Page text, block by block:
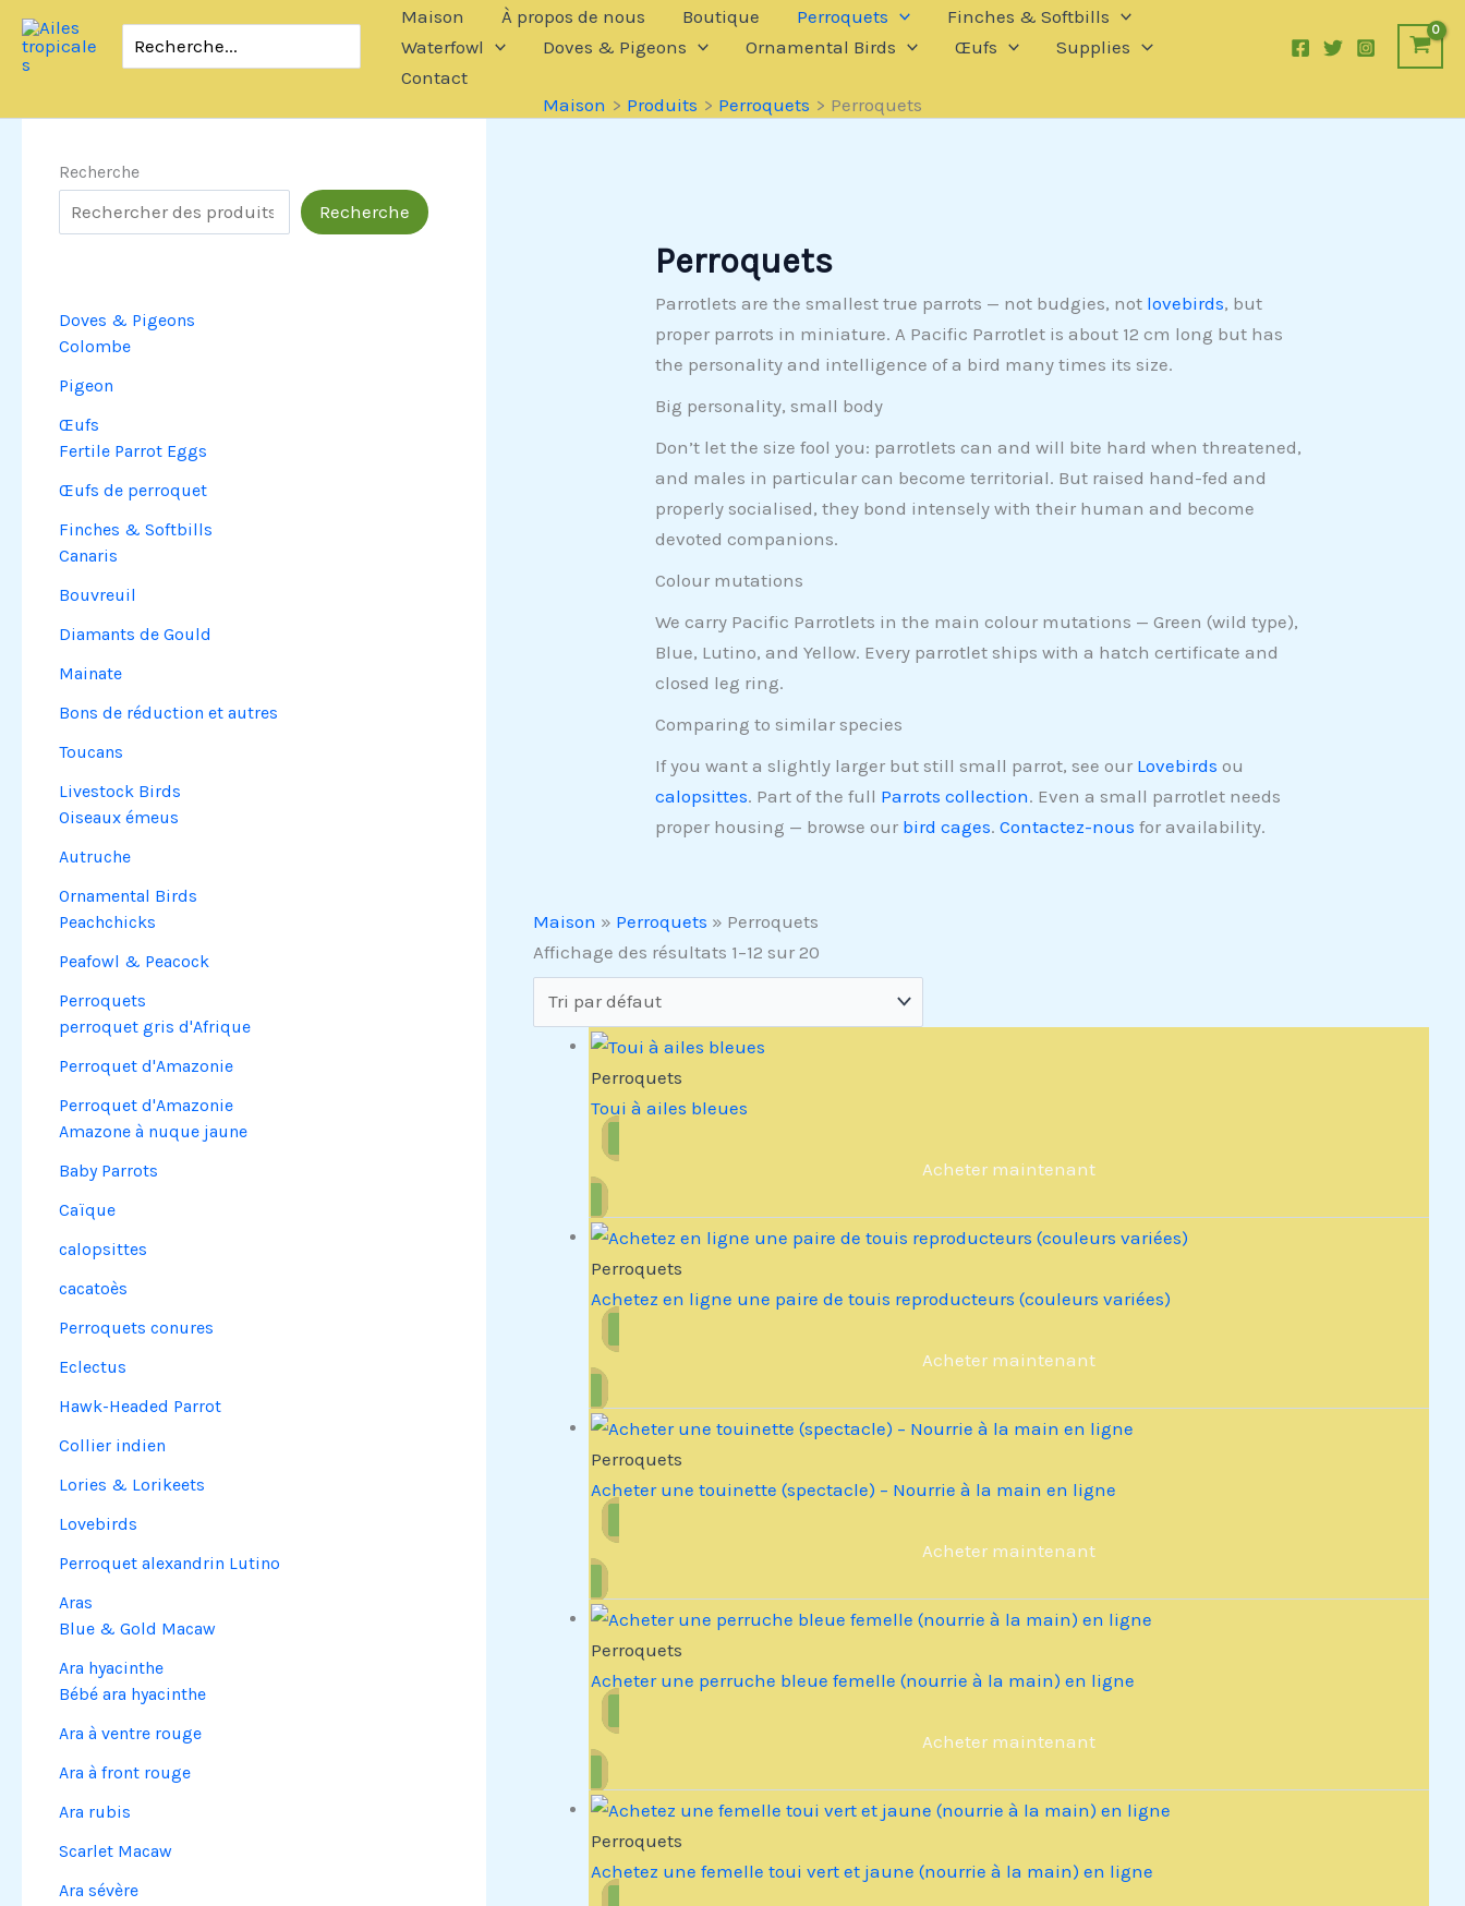
Passer
contenu
Maison À propos de nous Boutique Perroquets
Finches & Softbills
Waterfowl
Doves & Pigeons Ornamental Birds Œufs
Supplies
Contact
Maison
Produits Perroquets Perroquets
Recherche
Recherche
Doves & Pigeons
Colombe
Pigeon
Œufs
Fertile Parrot Eggs
Œufs de perroquet
Finches & Softbills
Canaris
Bouvreuil
Diamants de Gould
Mainate
Bons de réduction et autres
Toucans
Livestock Birds
Oiseaux émeus
Autruche
Ornamental Birds
Peachchicks
Peafowl & Peacock
Perroquets
perroquet gris d'Afrique
Perroquet d'Amazonie
Perroquet d'Amazonie
Amazone à nuque jaune
Baby Parrots
Caïque
calopsittes
cacatoès
Perroquets conures
Eclectus
Hawk-Headed Parrot
Collier indien
Lories & Lorikeets
Lovebirds
Perroquet alexandrin Lutino
Aras
Blue & Gold Macaw
Ara hyacinthe
Bébé ara hyacinthe
Ara à ventre rouge
Ara à front rouge
Ara rubis
Scarlet Macaw
Ara sévère
Perroquets
Parrotlets are the smallest true parrots — not budgies, not lovebirds, but
proper parrots in miniature. A Pacific Parrotlet is about 12 cm long but has
the personality and intelligence of a bird many times its size.
Big personality, small body
Don’t let the size fool you: parrotlets can and will bite hard when threatened,
and males in particular can become territorial. But raised hand-fed and
properly socialised, they bond intensely with their human and become
devoted companions.
Colour mutations
We carry Pacific Parrotlets in the main colour mutations — Green (wild type),
Blue, Lutino, and Yellow. Every parrotlet ships with a hatch certificate and
closed leg ring.
Comparing to similar species
If you want a slightly larger but still small parrot, see our Lovebirds ou
calopsittes. Part of the full Parrots collection. Even a small parrotlet needs
proper housing — browse our bird cages. Contactez-nous for availability.
Maison » Perroquets » Perroquets
Affichage des résultats 1–12 sur 20
Perroquets
Toui à ailes bleues
Acheter maintenant
Perroquets
Achetez en ligne une paire de touis reproducteurs (couleurs variées)
Acheter maintenant
Perroquets
Acheter une touinette (spectacle) – Nourrie à la main en ligne
Acheter maintenant
Perroquets
Acheter une perruche bleue femelle (nourrie à la main) en ligne
Acheter maintenant
Perroquets
Achetez une femelle toui vert et jaune (nourrie à la main) en ligne